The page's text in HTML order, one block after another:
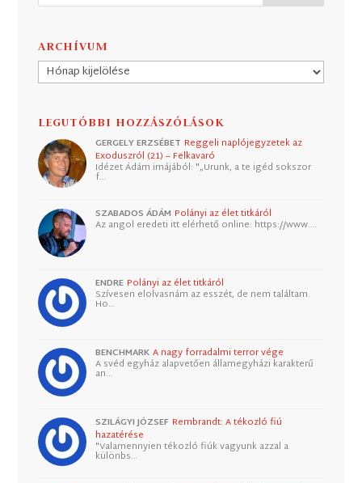
ARCHÍVUM
Archívum
LEGUTÓBBI HOZZÁSZÓLÁSOK
GERGELY ERZSÉBET Reggeli naplójegyzetek az
Exoduszról (21) – Felkavaró
Idézet Ádám imájából: "„Urunk, a te igéd sokszor
f…
SZABADOS ÁDÁM Polányi az élet titkáról
Az angol eredeti itt elérhető online: https://www.…
ENDRE Polányi az élet titkáról
Szívesen elolvasnám az esszét, de nem találtam.
Ho…
BENCHMARK A nagy forradalmi terror vége
A svéd egyház alapvetően államegyházi karakterű
an…
SZILÁGYI JÓZSEF Rembrandt: A tékozló fiú
hazatérése
"Valamennyien tékozló fiúk vagyunk azzal a
különbs…